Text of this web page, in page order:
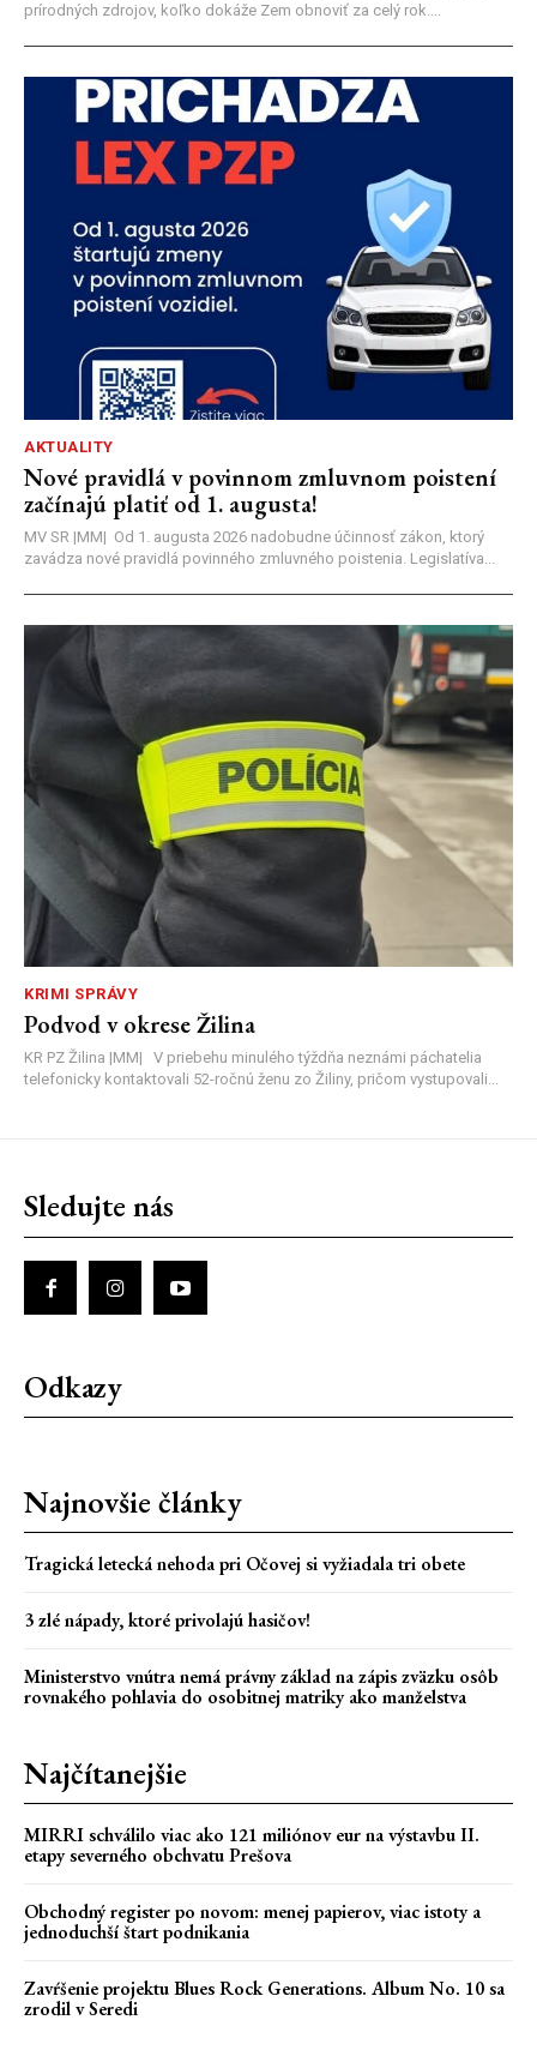
prírodných zdrojov, koľko dokáže Zem obnoviť za celý rok....
AKTUALITY
Nové pravidlá v povinnom zmluvnom poistení
začínajú platiť od 1. augusta!
MV SR |MM| Od 1. augusta 2026 nadobudne účinnosť zákon, ktorý
zavádza nové pravidlá povinného zmluvného poistenia. Legislatíva...
KRIMI SPRÁVY
Podvod v okrese Žilina
KR PZ Žilina |MM| V priebehu minulého týždňa neznámi páchatelia
telefonicky kontaktovali 52-ročnú ženu zo Žiliny, pričom vystupovali...
Sledujte nás
Odkazy
Najnovšie články
Tragická letecká nehoda pri Očovej si vyžiadala tri obete
3 zlé nápady, ktoré privolajú hasičov!
Ministerstvo vnútra nemá právny základ na zápis zväzku osôb
rovnakého pohlavia do osobitnej matriky ako manželstva
Najčítanejšie
MIRRI schválilo viac ako 121 miliónov eur na výstavbu II.
etapy severného obchvatu Prešova
Obchodný register po novom: menej papierov, viac istoty a
jednoduchší štart podnikania
Zavŕšenie projektu Blues Rock Generations. Album No. 10 sa
zrodil v Seredi